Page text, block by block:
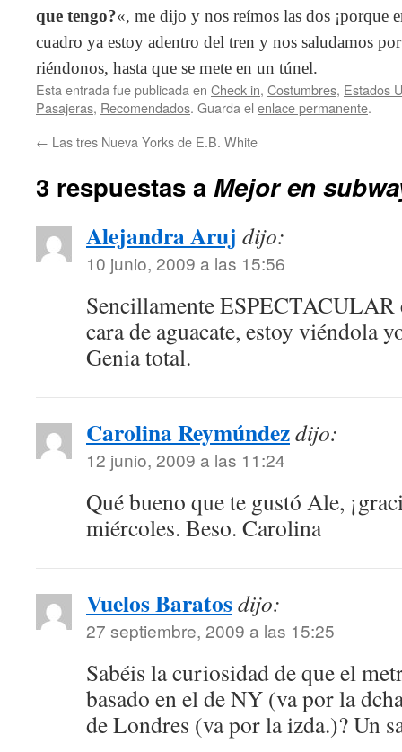
que tengo?«, me dijo y nos reímos las dos ¡porque
cuadro ya estoy adentro del tren y nos saludamos
riéndonos, hasta que se mete en un túnel.
Esta entrada fue publicada en Check in, Costumbres, Estados
Pasajeras, Recomendados. Guarda el enlace permanente.
← Las tres Nueva Yorks de E.B. White
3 respuestas a Mejor en
Alejandra Aruj dijo:
10 junio, 2009 a las 15:56
Sencillamente ESPECTACULAR
cara de aguacate, estoy viéndola
Genia total.
Carolina Reymúndezdijo:
12 junio, 2009 a las 11:24
Qué bueno que te gustó Ale,
miércoles. Beso. Carolina
Vuelos Baratosdijo:
27 septiembre, 2009 a las 15:25
Sabéis la curiosidad de que el
basado en el de NY (va por la
de Londres (va por la izda.)? Un